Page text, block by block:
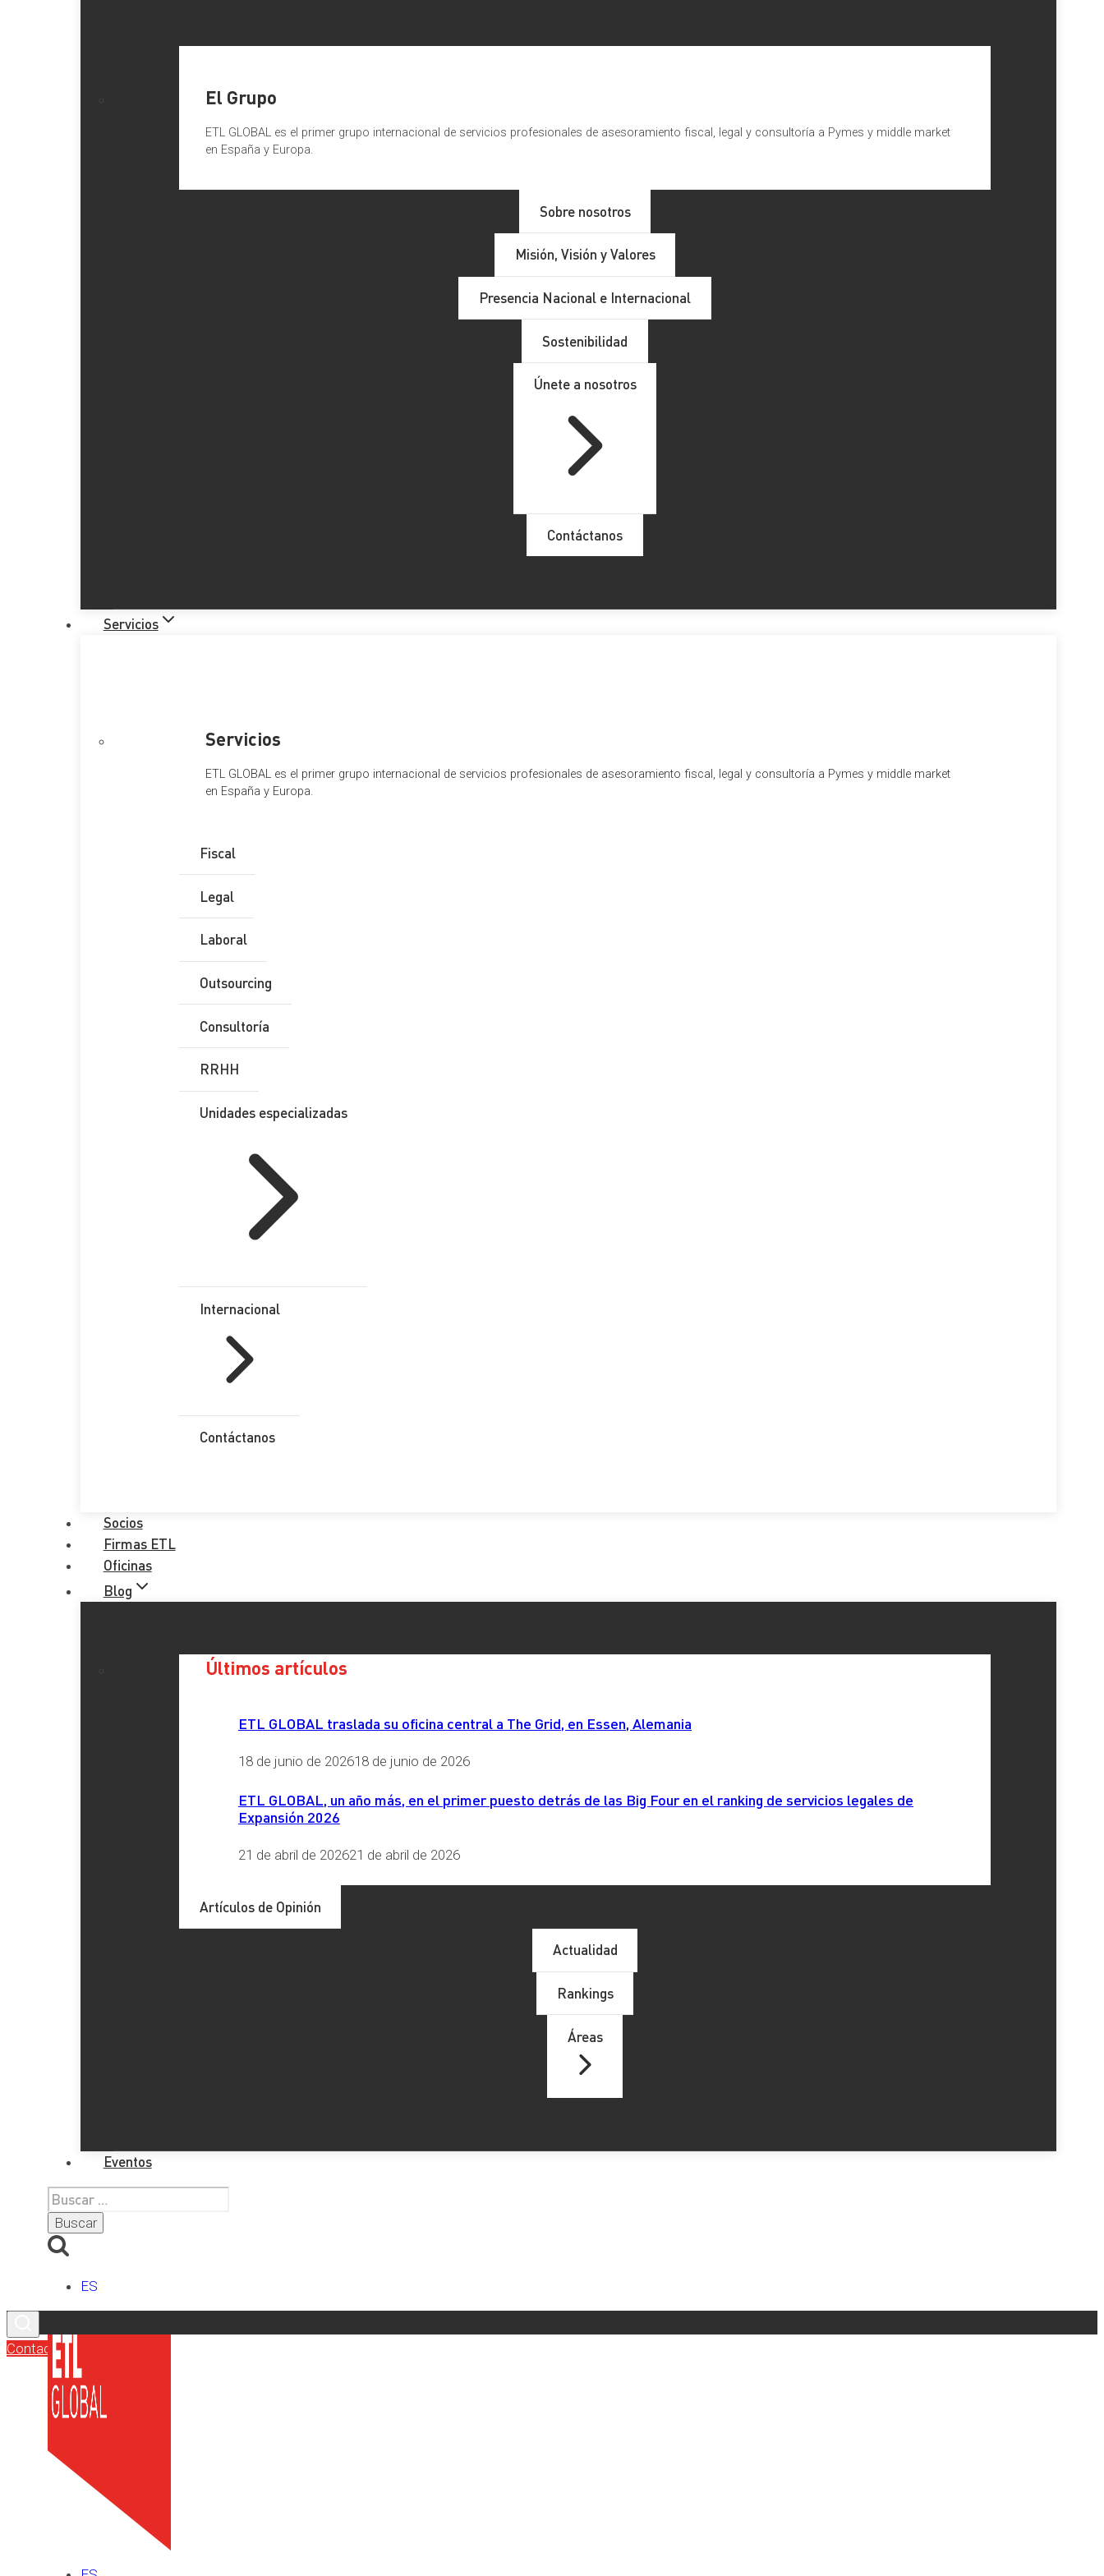
El Grupo
ETL GLOBAL es el primer grupo internacional de servicios profesionales de asesoramiento fiscal, legal y consultoría a Pymes y middle market
en España y Europa.
Sobre nosotros
Misión, Visión y Valores
Presencia Nacional e Internacional
Sostenibilidad
Únete a nosotros
Contáctanos
Servicios
Servicios
ETL GLOBAL es el primer grupo internacional de servicios profesionales de asesoramiento fiscal, legal y consultoría a Pymes y middle market
en España y Europa.
Fiscal
Legal
Laboral
Outsourcing
Consultoría
RRHH
Unidades especializadas
Internacional
Contáctanos
Socios
Firmas ETL
Oficinas
Blog
Últimos artículos
ETL GLOBAL traslada su oficina central a The Grid, en Essen, Alemania
18 de junio de 202618 de junio de 2026
ETL GLOBAL, un año más, en el primer puesto detrás de las Big Four en el ranking de servicios legales de
Expansión 2026
21 de abril de 202621 de abril de 2026
Artículos de Opinión
Actualidad
Rankings
Áreas
Eventos
Buscar:
ES
Contacto